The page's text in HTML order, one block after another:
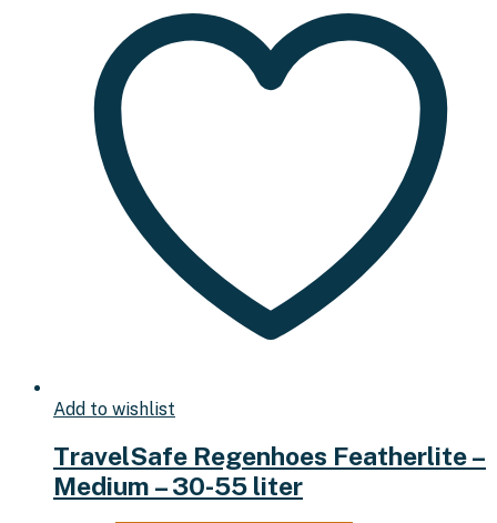
Add to wishlist
TravelSafe Regenhoes Featherlite –
Medium – 30-55 liter